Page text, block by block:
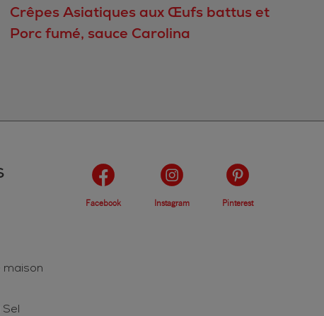
Crêpes Asiatiques aux Œufs battus et
Porc fumé, sauce Carolina
maison
Facebook Instagram Pinterest